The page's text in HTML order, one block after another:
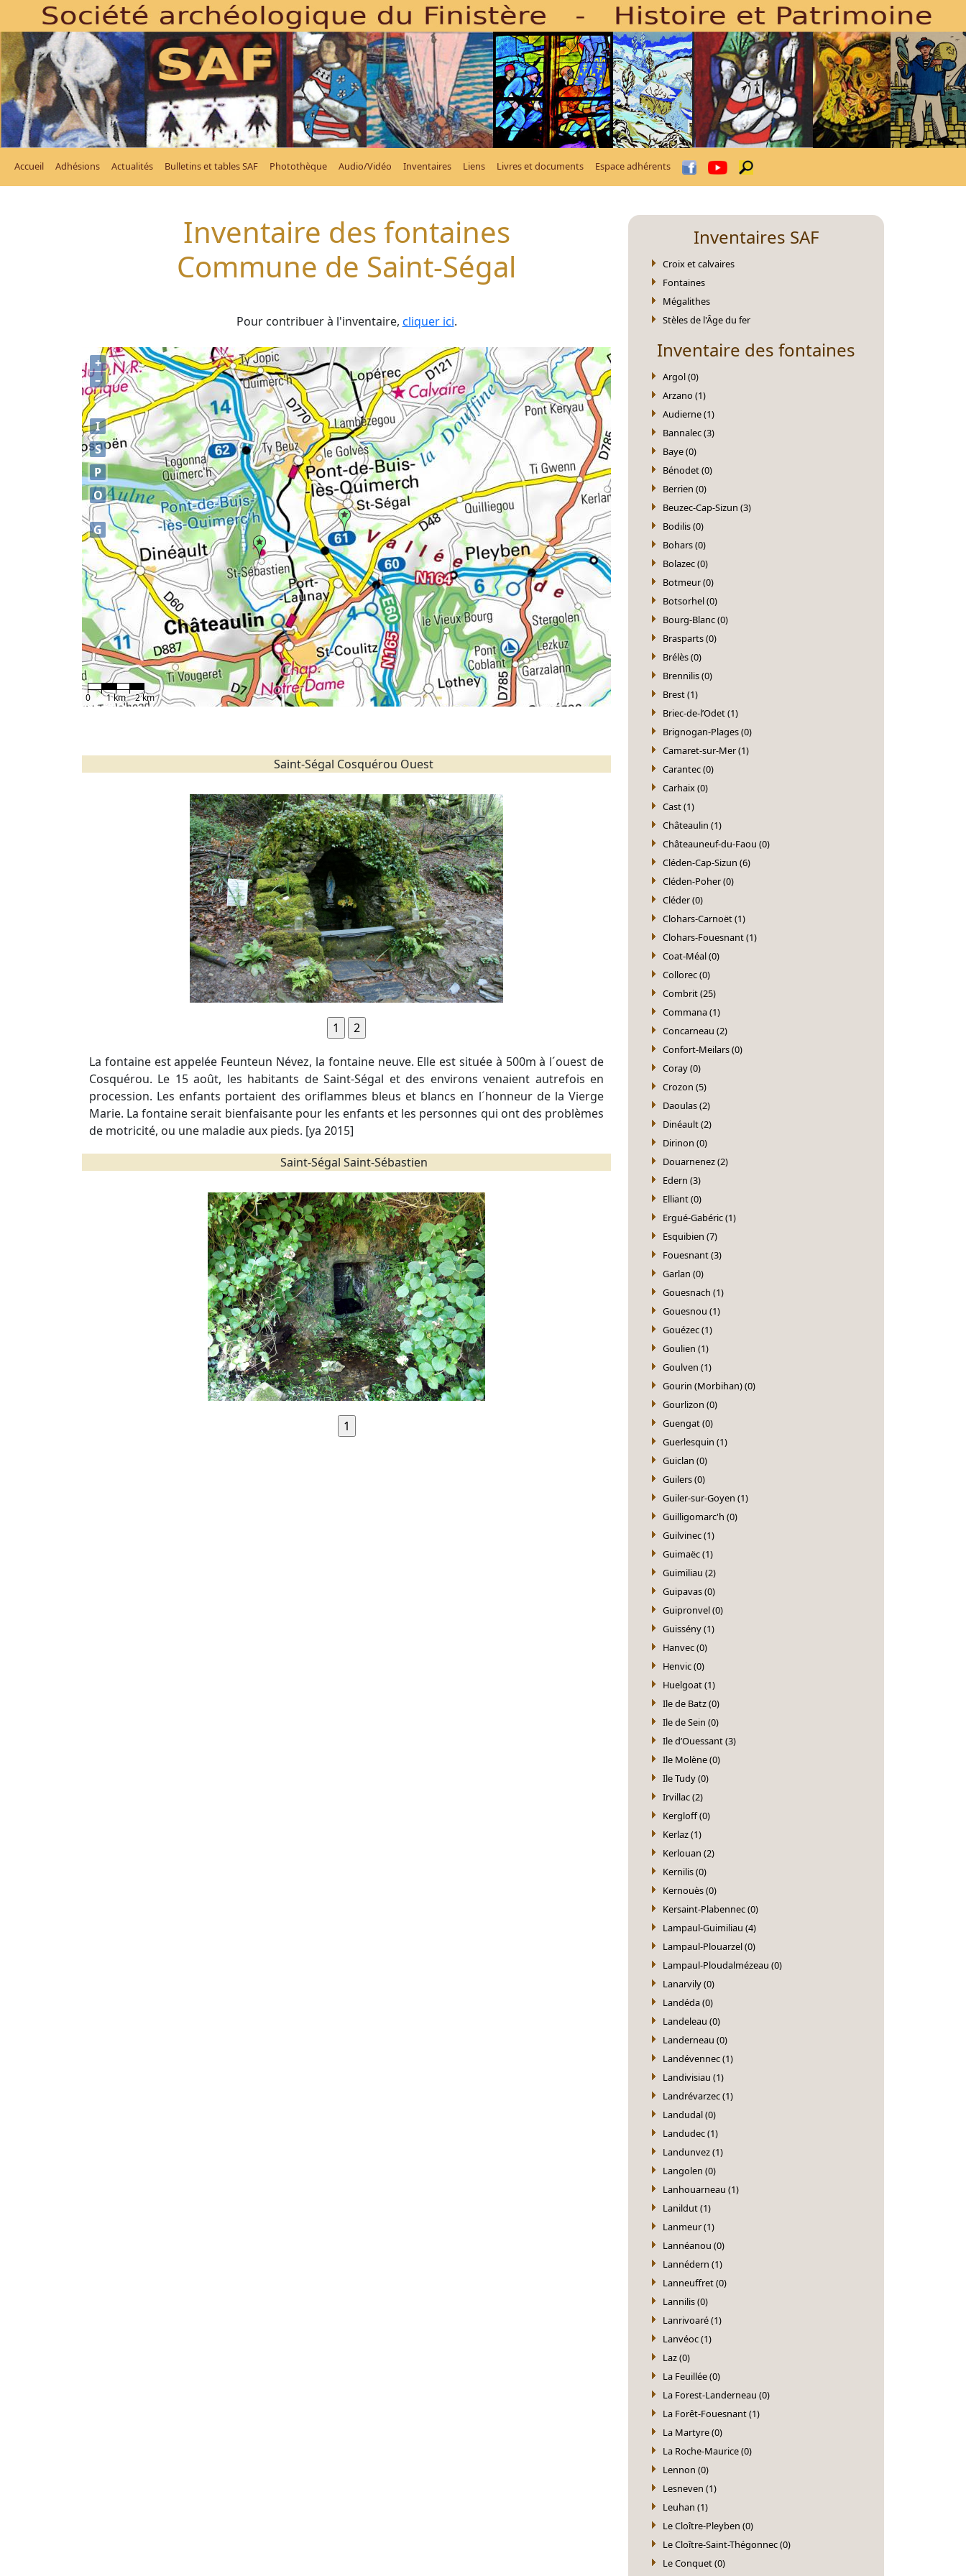
Accueil Adhésions Actualités Bulletins et tables SAF Photothèque Audio/Vidéo Inventaires Liens Livres et documents Espace adhérents
Inventaire des fontaines
Commune de Saint-Ségal
Pour contribuer à l'inventaire, cliquer ici.
+
–
0 1 km 2 km
I
S
P
O
G
Saint-Ségal Cosquérou Ouest
La fontaine est appelée Feunteun Névez, la fontaine neuve. Elle est située à 500m à l´ouest de
Cosquérou. Le 15 août, les habitants de Saint-Ségal et des environs venaient autrefois en
procession. Les enfants portaient des oriflammes bleus et blancs en l´honneur de la Vierge
Marie. La fontaine serait bienfaisante pour les enfants et les personnes qui ont des problèmes
de motricité, ou une maladie aux pieds. [ya 2015]
Saint-Ségal Saint-Sébastien
Inventaires SAF
Croix et calvaires
Fontaines
Mégalithes
Stèles de l'Âge du fer
Inventaire des fontaines
Argol (0)
Arzano (1)
Audierne (1)
Bannalec (3)
Baye (0)
Bénodet (0)
Berrien (0)
Beuzec-Cap-Sizun (3)
Bodilis (0)
Bohars (0)
Bolazec (0)
Botmeur (0)
Botsorhel (0)
Bourg-Blanc (0)
Brasparts (0)
Brélès (0)
Brennilis (0)
Brest (1)
Briec-de-l’Odet (1)
Brignogan-Plages (0)
Camaret-sur-Mer (1)
Carantec (0)
Carhaix (0)
Cast (1)
Châteaulin (1)
Châteauneuf-du-Faou (0)
Cléden-Cap-Sizun (6)
Cléden-Poher (0)
Cléder (0)
Clohars-Carnoët (1)
Clohars-Fouesnant (1)
Coat-Méal (0)
Collorec (0)
Combrit (25)
Commana (1)
Concarneau (2)
Confort-Meilars (0)
Coray (0)
Crozon (5)
Daoulas (2)
Dinéault (2)
Dirinon (0)
Douarnenez (2)
Edern (3)
Elliant (0)
Ergué-Gabéric (1)
Esquibien (7)
Fouesnant (3)
Garlan (0)
Gouesnach (1)
Gouesnou (1)
Gouézec (1)
Goulien (1)
Goulven (1)
Gourin (Morbihan) (0)
Gourlizon (0)
Guengat (0)
Guerlesquin (1)
Guiclan (0)
Guilers (0)
Guiler-sur-Goyen (1)
Guilligomarc'h (0)
Guilvinec (1)
Guimaëc (1)
Guimiliau (2)
Guipavas (0)
Guipronvel (0)
Guissény (1)
Hanvec (0)
Henvic (0)
Huelgoat (1)
Ile de Batz (0)
Ile de Sein (0)
Ile d’Ouessant (3)
Ile Molène (0)
Ile Tudy (0)
Irvillac (2)
Kergloff (0)
Kerlaz (1)
Kerlouan (2)
Kernilis (0)
Kernouès (0)
Kersaint-Plabennec (0)
Lampaul-Guimiliau (4)
Lampaul-Plouarzel (0)
Lampaul-Ploudalmézeau (0)
Lanarvily (0)
Landéda (0)
Landeleau (0)
Landerneau (0)
Landévennec (1)
Landivisiau (1)
Landrévarzec (1)
Landudal (0)
Landudec (1)
Landunvez (1)
Langolen (0)
Lanhouarneau (1)
Lanildut (1)
Lanmeur (1)
Lannéanou (0)
Lannédern (1)
Lanneuffret (0)
Lannilis (0)
Lanrivoaré (1)
Lanvéoc (1)
Laz (0)
La Feuillée (0)
La Forest-Landerneau (0)
La Forêt-Fouesnant (1)
La Martyre (0)
La Roche-Maurice (0)
Lennon (0)
Lesneven (1)
Leuhan (1)
Le Cloître-Pleyben (0)
Le Cloître-Saint-Thégonnec (0)
Le Conquet (0)